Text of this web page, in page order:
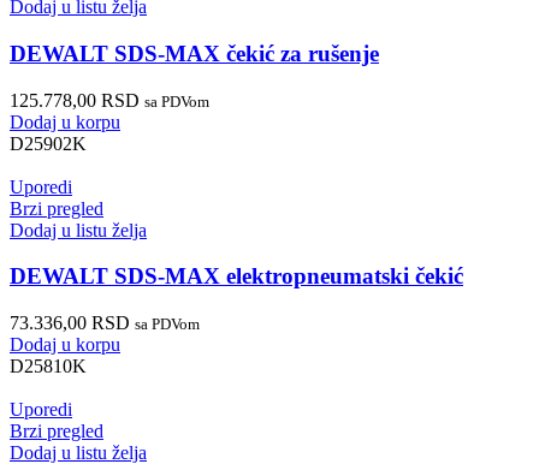
Dodaj u listu želja
DEWALT SDS-MAX čekić za rušenje
125.778,00 RSD sa PDVom
Dodaj u korpu
D25902K
Uporedi
Brzi pregled
Dodaj u listu želja
DEWALT SDS-MAX elektropneumatski čekić
73.336,00 RSD sa PDVom
Dodaj u korpu
D25810K
Uporedi
Brzi pregled
Dodaj u listu želja